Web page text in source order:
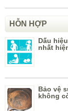
Dấu
BỆNH PHỔ
Bệnh Di Truyền